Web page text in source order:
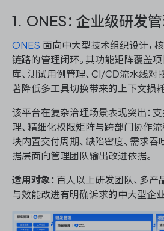
1. ONES：企业级研发
ONES 面向中大型技术组织设计，
链路的管理闭环。其功能矩阵覆盖项
库、测试用例管理、CI/CD流水线对
著降低多工具切换带来的上下文损耗
该平台在复杂治理场景表现突出：
理、精细化权限矩阵与跨部门协作
块内置交付周期、缺陷密度、需求吞
据层面向管理团队输出改进依据。
适用对象 ：百人以上研发团队、多产
与效能改进有明确诉求的中大型企业